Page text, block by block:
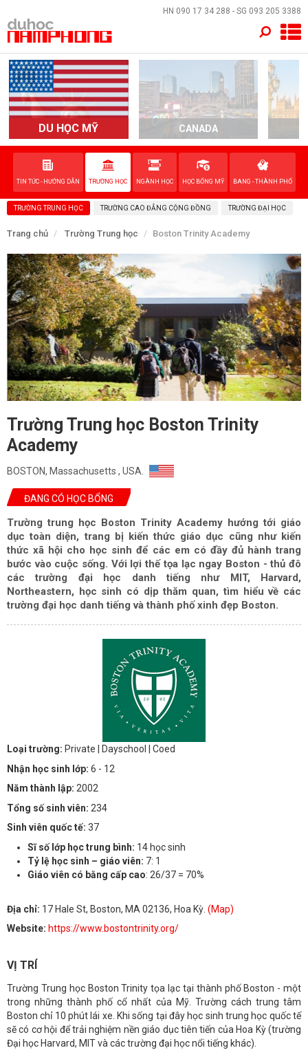
HN 090 17 34 288 - SG 093 205 3388
DU HỌC MỸ CANADA
TIN TỨC - HƯỚNG DẪN TRƯỜNG HỌC NGÀNH HỌC HỌC BỔNG MỸ BANG - THÀNH PHỐ
TRƯỜNG TRUNG HỌC TRƯỜNG CAO ĐẲNG CỘNG ĐỒNG TRƯỜNG ĐẠI HỌC
Trang chủ Trường Trung học Boston Trinity Academy
Trường Trung học Boston Trinity
Academy
BOSTON, Massachusetts , USA.
ĐANG CÓ HỌC BỔNG
Trường trung học Boston Trinity Academy hướng tới giáo
dục toàn diện, trang bị kiến thức giáo dục cũng như kiến
thức xã hội cho học sinh để các em có đầy đủ hành trang
bước vào cuộc sống. Với lợi thế tọa lạc ngay Boston - thủ đô
các trường đại học danh tiếng như MIT, Harvard,
Northeastern, học sinh có dịp thăm quan, tìm hiểu về các
trường đại học danh tiếng và thành phố xinh đẹp Boston.
Loại trường: Private | Dayschool
| Coed
Nhận học sinh lớp: 6 - 12
Năm thành lập: 2002
Tổng số sinh viên: 234
Sinh viên quốc tế: 37
Sĩ số lớp học trung bình: 14 học sinh
Tỷ lệ học sinh – giáo viên: 7: 1
Giáo viên có bằng cấp cao: 26/37 = 70%
Địa chỉ: 17 Hale St, Boston, MA 02136, Hoa Kỳ. (Map)
Website: https://www.bostontrinity.org/
VỊ TRÍ
Trường Trung học Boston Trinity tọa lạc tại thành phố Boston - một
trong những thành phố cổ nhất của Mỹ. Trường cách trung tâm
Boston chỉ 10 phút lái xe. Khi sống tại đây học sinh trung học quốc tế
sẽ có cơ hội để trải nghiệm nền giáo dục tiên tiến của Hoa Kỳ (trường
Đại học Harvard, MIT và các trường đại học nổi tiếng khác).
×
TRANG CHỦ
QUỐC GIA
EVENTS
DỊCH VỤ
VỀ NAM PHONG